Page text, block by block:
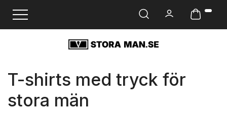
Ändra navigering
T-shirts med tryck för
stora män